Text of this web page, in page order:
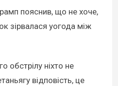
пояснив, що не хоче,
зірвалася уогода між
обстрілу ніхто не
відповість, це